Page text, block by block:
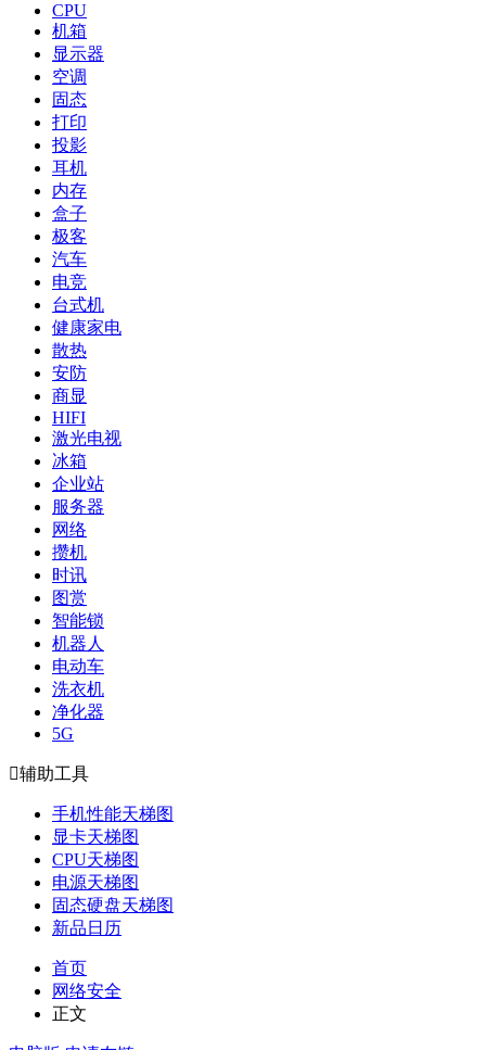
CPU
机箱
显示器
空调
固态
打印
投影
耳机
内存
盒子
极客
汽车
电竞
台式机
健康家电
散热
安防
商显
HIFI
激光电视
冰箱
企业站
服务器
网络
攒机
时讯
图赏
智能锁
机器人
电动车
洗衣机
净化器
5G
辅助工具
手机性能天梯图
显卡天梯图
CPU天梯图
电源天梯图
固态硬盘天梯图
新品日历
首页
网络安全
正文